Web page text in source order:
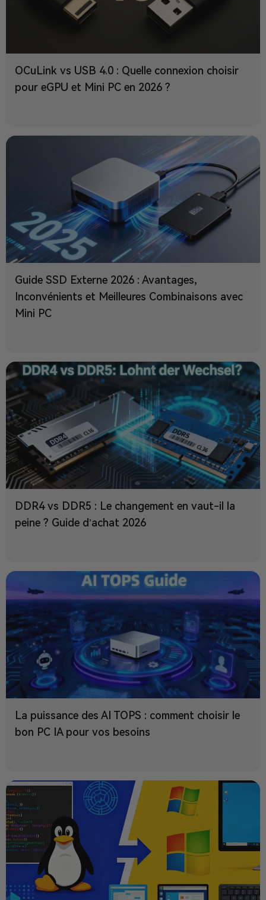
OCuLink vs USB 4.0 : Quelle connexion choisir
pour eGPU et Mini PC en 2026 ?
Guide SSD Externe 2026 : Avantages,
Inconvénients et Meilleures Combinaisons avec
Mini PC
DDR4 vs DDR5 : Le changement en vaut-il la
peine ? Guide d’achat 2026
La puissance des AI TOPS : comment choisir le
bon PC IA pour vos besoins